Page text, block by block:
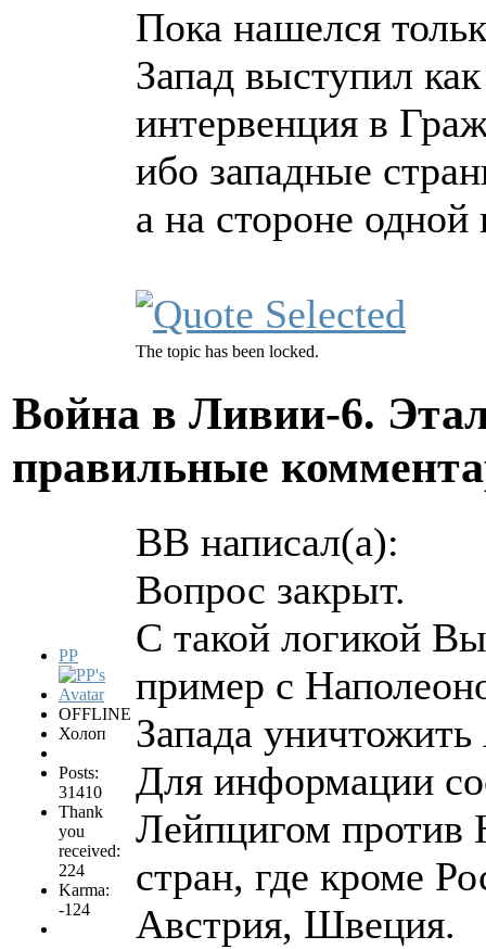
Пока нашелся
Запад выступил
интервенция в
ибо западные
а на стороне одной
The topic has been locked.
Война в Ливии-6.
правильные
PP
OFFLINE
Холоп
Posts:
31410
Thank
you
received:
224
Karma:
-124
BB написал(а):
Вопрос закрыт.
С такой логикой
пример с
Запада
Для информации
Лейпцигом против
стран, где кроме
Австрия, Швеция.